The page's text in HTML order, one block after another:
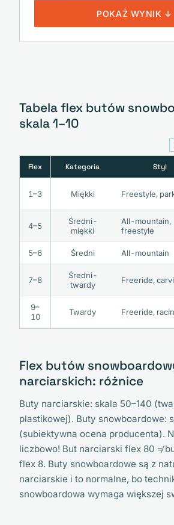
POKAŻ WYNIK ↓
Tabela flex butów
skala 1–10
Flex Kategoria Styl
1–3 Miękki Freestyle,
4–5
Średni-
miękki
All-mountain,
freestyle
5–6 Średni All-mountain
7–8
Średni-
twardy
Freeride,
9–
10
Twardy Freeride,
Flex butów
narciarskich: różnice
Buty narciarskie: skala 50–140
plastikowej). Buty snowboardowe:
(subiektywna ocena producenta).
liczbowo! But narciarski flex 80 ≠
flex 8. Buty snowboardowe są z
narciarskie i to normalne, bo
snowboardowa wymaga większej